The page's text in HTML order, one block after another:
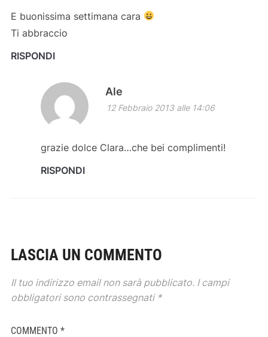
E buonissima settimana cara
Ti abbraccio
RISPONDI
Ale
12 Febbraio 2013 alle 14:06
grazie dolce Clara…che bei complimenti!
RISPONDI
LASCIA UN COMMENTO
Il tuo indirizzo email non sarà pubblicato. I campi
obbligatori sono contrassegnati *
COMMENTO *